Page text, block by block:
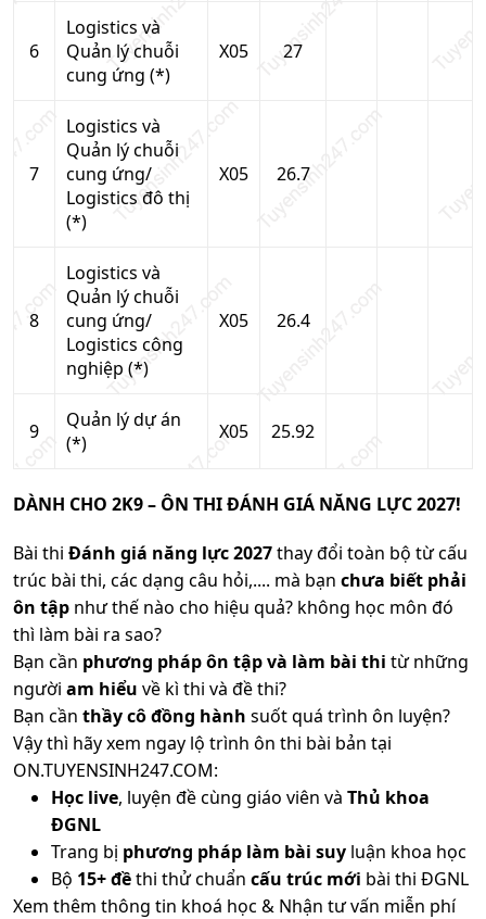
6
Logistics và
Quản lý chuỗi
cung ứng (*)
X05 27
7
Logistics và
Quản lý chuỗi
cung ứng/
Logistics đô thị
(*)
X05 26.7
8
Logistics và
Quản lý chuỗi
cung ứng/
Logistics công
nghiệp (*)
X05 26.4
9
Quản lý dự án
(*)
X05 25.92
DÀNH CHO 2K9 – ÔN THI ĐÁNH GIÁ NĂNG LỰC 2027!
Bài thi Đánh giá năng lực 2027thay đổi toàn bộ từ cấu
trúc bài thi, các dạng câu hỏi,.... mà bạn chưa biết phải
ôn tập như thế nào cho hiệu quả? không học môn đó
thì làm bài ra sao?
Bạn cần phương pháp ôn tập và làm bài thi từ những
người am hiểu về kì thi và đề thi?
Bạn cần thầy cô đồng hành suốt quá trình ôn luyện?
Vậy thì hãy xem ngay lộ trình ôn thi bài bản tại
ON.TUYENSINH247.COM:
Học live, luyện đề cùng giáo viên và Thủ khoa
ĐGNL
Trang bị phương pháp làm bài suy luận khoa học
Bộ 15+ đềthi thử chuẩn cấu trúc mới bài thi ĐGNL
Xem thêm thông tin khoá học & Nhận tư vấn miễn phí